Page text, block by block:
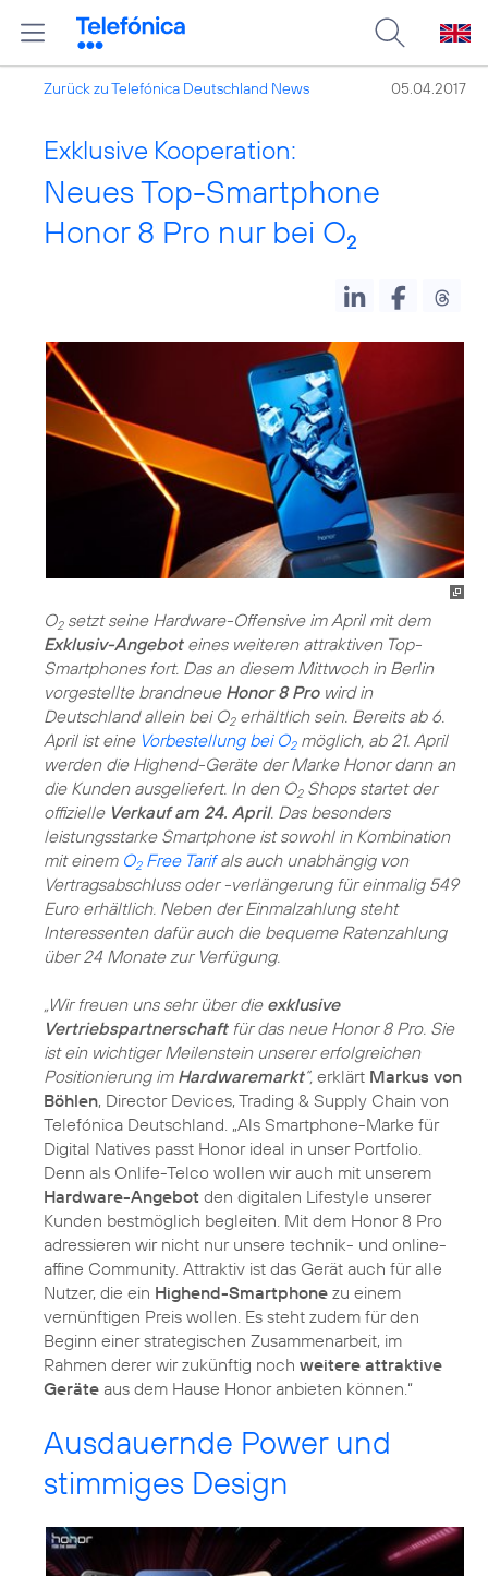
Zurück zu Telefónica Deutschland News 05.04.2017
Exklusive Kooperation:
Neues Top-Smartphone
Honor 8 Pro nur bei O2
O2setzt seine Hardware-Offensive im April mit dem
Exklusiv-Angeboteines weiteren attraktiven Top-
Smartphones fort. Das an diesem Mittwoch in Berlin
vorgestellte brandneue Honor 8 Prowird in
Deutschland allein bei O2erhältlich sein. Bereits ab 6.
April ist eine Vorbestellung bei O2möglich, ab 21. April
werden die Highend-Geräte der Marke Honor dann an
die Kunden ausgeliefert. In den O2Shops startet der
offizielle Verkauf am 24. April. Das besonders
leistungsstarke Smartphone ist sowohl in Kombination
mit einem O2Free Tarifals auch unabhängig von
Vertragsabschluss oder -verlängerung für einmalig 549
Euro erhältlich. Neben der Einmalzahlung steht
Interessenten dafür auch die bequeme Ratenzahlung
über 24 Monate zur Verfügung.
„Wir freuen uns sehr über die exklusive
Vertriebspartnerschaftfür das neue Honor 8 Pro. Sie
ist ein wichtiger Meilenstein unserer erfolgreichen
Positionierung im Hardwaremarkt“, erklärt Markus von
Böhlen, Director Devices, Trading & Supply Chain von
Telefónica Deutschland. „Als Smartphone-Marke für
Digital Natives passt Honor ideal in unser Portfolio.
Denn als Onlife-Telco wollen wir auch mit unserem
Hardware-Angebot den digitalen Lifestyle unserer
Kunden bestmöglich begleiten. Mit dem Honor 8 Pro
adressieren wir nicht nur unsere technik- und online-
affine Community. Attraktiv ist das Gerät auch für alle
Nutzer, die ein Highend-Smartphone zu einem
vernünftigen Preis wollen. Es steht zudem für den
Beginn einer strategischen Zusammenarbeit, im
Rahmen derer wir zukünftig noch weitere attraktive
Geräte aus dem Hause Honor anbieten können.“
Ausdauernde Power und
stimmiges Design